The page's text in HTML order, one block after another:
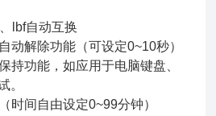
lbf自动互换
解除功能（可设定0~10秒）
功能，如应用于电脑键盘、
。
间自由设定0~99分钟）